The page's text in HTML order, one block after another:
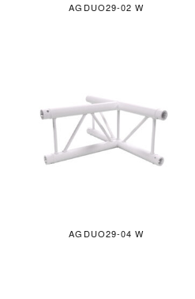
AGDUO29-02 W
AGDUO29-04 W